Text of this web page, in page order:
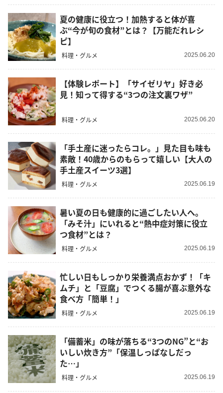
夏の健康に役立つ！加熱すると体が喜
ぶ“今が旬の食材”とは？【万能だれレシ
ピ】
料理・グルメ 2025.06.20
【体験レポート】「サイゼリヤ」好き必
見！知って得する“3つの注文裏ワザ”
料理・グルメ 2025.06.20
「手土産に迷ったらコレ。」見た目も味も
素敵！40歳からのもらって嬉しい【大人の
手土産スイーツ3選】
料理・グルメ 2025.06.19
暑い夏の日も健康的に過ごしたい人へ。
「みそ汁」にいれると“熱中症対策に役立
つ食材”とは？
料理・グルメ 2025.06.19
忙しい日もしっかり栄養満点おかず！「キ
ムチ」と「豆腐」でつくる腸が喜ぶ意外な
食べ方「簡単！」
料理・グルメ 2025.06.19
「備蓄米」の味が落ちる“3つのNG”と“お
いしい炊き方”「保温しっぱなしだっ
た…」
料理・グルメ 2025.06.19